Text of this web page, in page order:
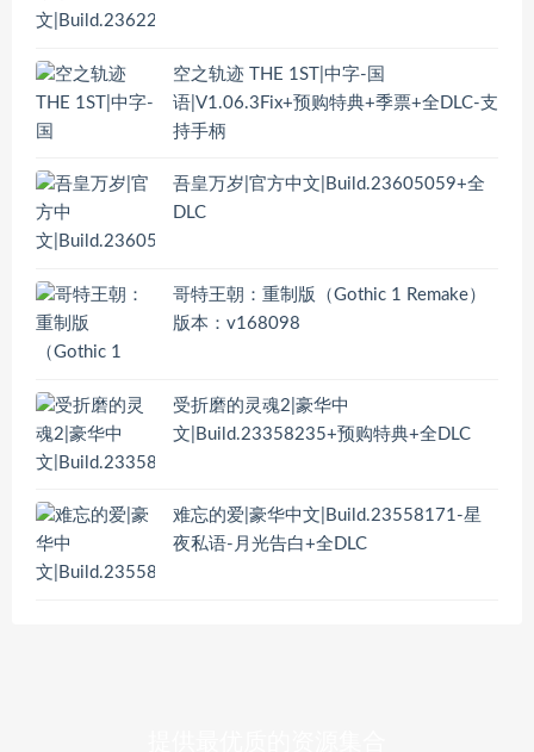
空之轨迹 THE 1ST|中字-国
语|V1.06.3Fix+预购特典+季票+全DLC-支
持手柄
吾皇万岁|官方中文|Build.23605059+全
DLC
哥特王朝：重制版（Gothic 1 Remake）
版本：v168098
受折磨的灵魂2|豪华中
文|Build.23358235+预购特典+全DLC
难忘的爱|豪华中文|Build.23558171-星
夜私语-月光告白+全DLC